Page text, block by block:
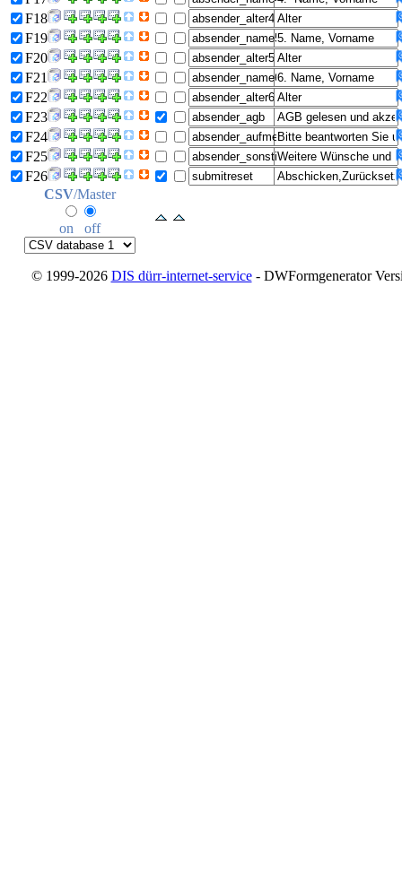
F18
F19
F20
F21
F22
F23
F24
F25
F26
CSV/Master
on off
© 1999-2026 DIS dürr-internet-service- DWFormgenerator